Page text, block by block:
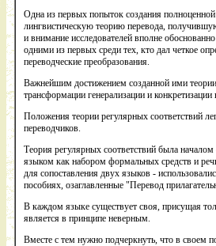
Одна из первых попыток создания
лингвистическую теорию перевода,
и внимание исследователей вполне
одними из первых среди тех, кто дал четкое
переводческие преобразования.
Важнейшим достижением созданной ими
трансформации генерализации и
Положения теории регулярных соответствий
переводчиков.
Теория регулярных соответствий была
языком как набором формальных средств и
для сопоставления двух языков -
пособиях, озаглавленные "Перевод
В каждом языке существует своя, присущая
является в принципе неверным.
Вместе с тем нужно подчеркнуть, что в своем